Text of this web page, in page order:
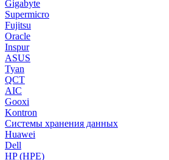
Gigabyte
Supermicro
Fujitsu
Oracle
Inspur
ASUS
Tyan
QCT
AIC
Gooxi
Kontron
Системы хранения данных
Huawei
Dell
HP (HPE)